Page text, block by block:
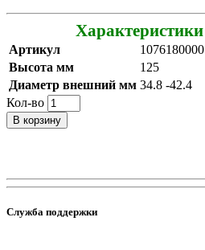
Характеристики
Артикул
1076180000
Высота мм
125
Диаметр внешний мм 34.8 -42.4
Кол-во
В корзину
Служба поддержки